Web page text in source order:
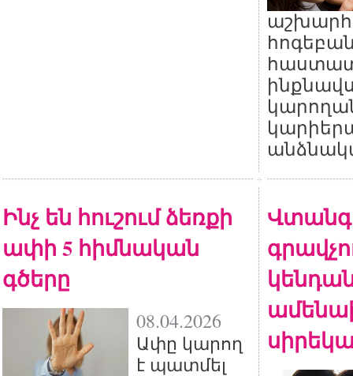
Ինչ են հուշում ձեռքի
ափի 5 հիմնական
գծերը
08.04.2026
Ափը կարող
է պատմել